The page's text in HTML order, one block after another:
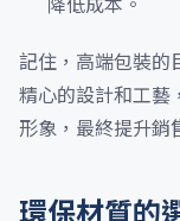
降低成本。
記住，高端包裝的
精心的設計和工藝
形象，最終提升銷
環保材質的